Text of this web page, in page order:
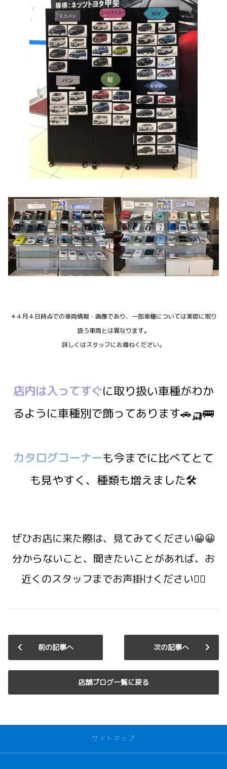
＊４月４日時点での車両情報・画像であり、一部車種については実際に取り
扱う車両とは異なります。
詳しくはスタッフにお尋ねください。
店内は入ってすぐに取り扱い車種がわか
るように車種別で飾ってあります🚗🛺🚌
カタログコーナーも今までに比べてとて
も見やすく、種類も増えました🛠
ぜひお店に来た際は、見てみてください😀😀
分からないこと、聞きたいことがあれば、お
近くのスタッフまでお声掛けください🙋‍♀️
前の記事へ
店舗ブログ一覧に戻る
次の記事へ
サイトマップ